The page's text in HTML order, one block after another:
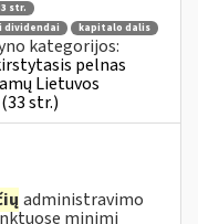
str.
dividendai
kapitalo dalis
kategorijos:
pelnas
Lietuvos
str.)
administravimo
minimi